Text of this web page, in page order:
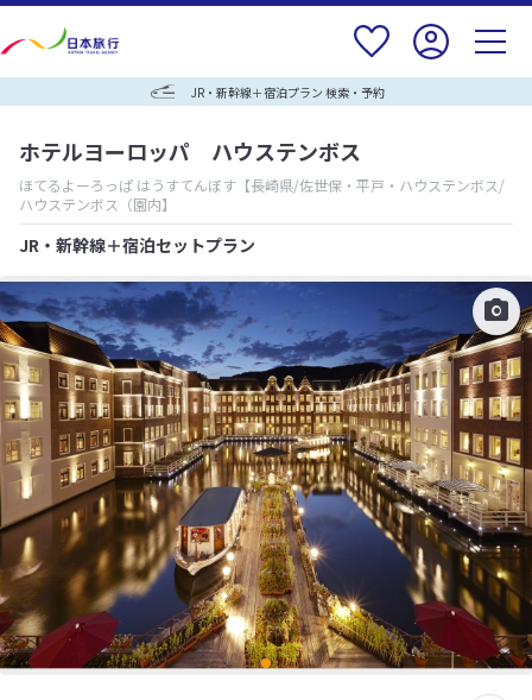
JR・新幹線＋宿泊プラン 検索・予約
ホテルヨーロッパ ハウステンボス
ほてるよーろっぱ はうすてんぼす 【長崎県/佐世保・平戸・ハウステンボス/
ハウステンボス（園内】
JR・新幹線＋宿泊セットプラン